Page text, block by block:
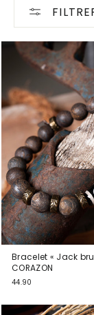
Bracelet « Jack
CORAZON
44.90